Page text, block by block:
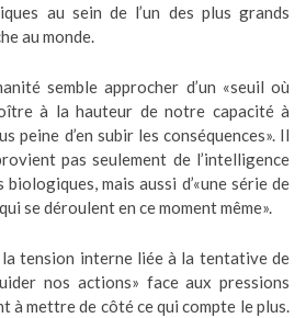
au sein de l’un des plus grands
au monde.
semble approcher d’un «seuil où
à la hauteur de notre capacité à
peine d’en subir les conséquences». Il
pas seulement de l’intelligence
mais aussi d’«une série de
se déroulent en ce moment même».
tension interne liée à la tentative de
nos actions» face aux pressions
à mettre de côté ce qui compte le plus.